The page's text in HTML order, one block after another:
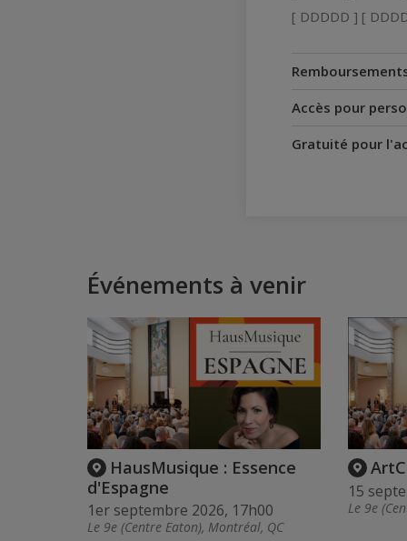
[ DDDDD ] [
Accès pour
Gratuité pour
Événements à venir
HausMusique : Essence
d'Espagne
1er septembre 2026, 17h00
Le 9e (Centre Eaton), Montréal, QC
15
Le 9e